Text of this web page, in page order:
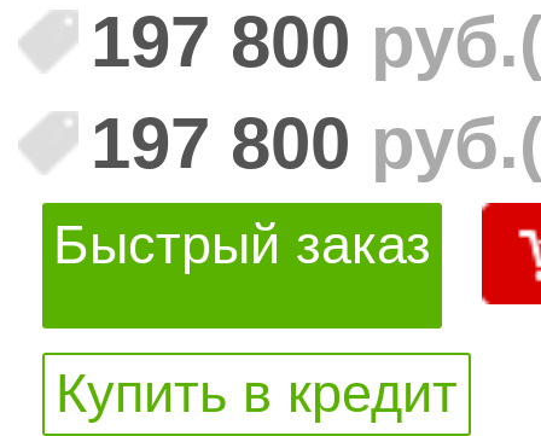
197 800 руб.
197 800 руб.
Быстрый заказ
Купить в кредит